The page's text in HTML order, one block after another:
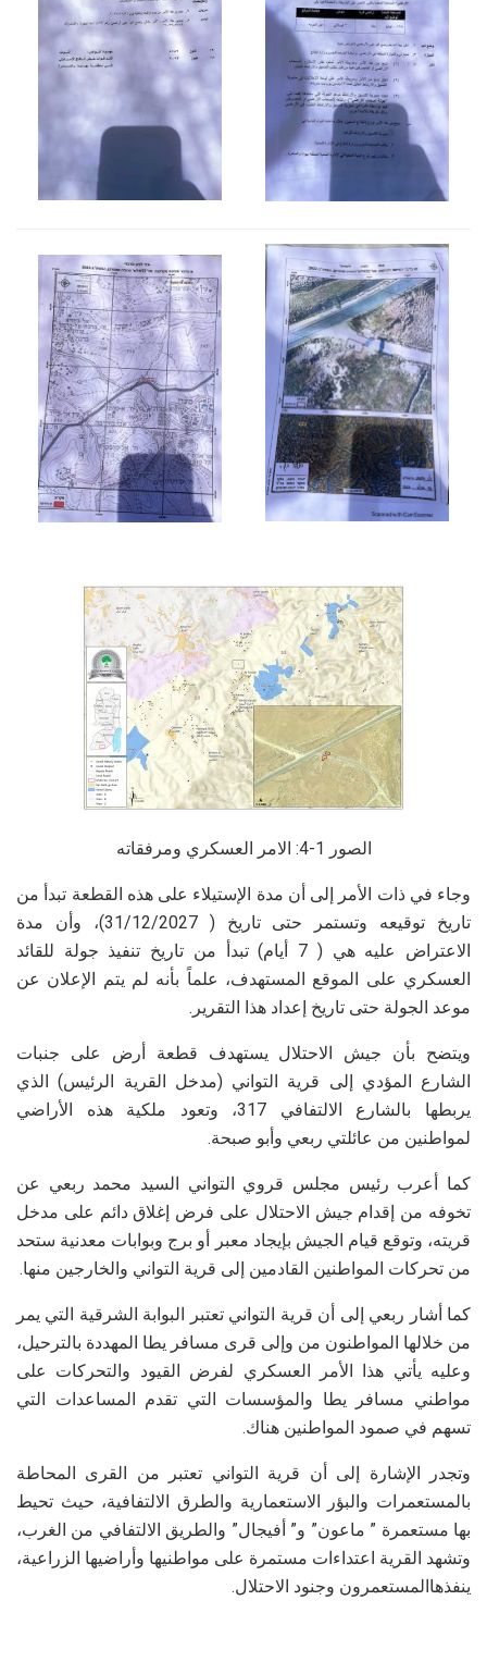
الصور 1-4: الامر العسكري ومرفقاته
وجاء في ذات الأمر إلى أن مدة الإستيلاء على هذه القطعة تبدأ من
تاريخ توقيعه وتستمر حتى تاريخ ( 31/12/2027)، وأن مدة
الاعتراض عليه هي ( 7 أيام) تبدأ من تاريخ تنفيذ جولة للقائد
العسكري على الموقع المستهدف، علماً بأنه لم يتم الإعلان عن
موعد الجولة حتى تاريخ إعداد هذا التقرير.
ويتضح بأن جيش الاحتلال يستهدف قطعة أرض على جنبات
الشارع المؤدي إلى قرية التواني (مدخل القرية الرئيس) الذي
يربطها بالشارع الالتفافي 317، وتعود ملكية هذه الأراضي
لمواطنين من عائلتي ربعي وأبو صبحة.
كما أعرب رئيس مجلس قروي التواني السيد محمد ربعي عن
تخوفه من إقدام جيش الاحتلال على فرض إغلاق دائم على مدخل
قريته، وتوقع قيام الجيش بإيجاد معبر أو برج وبوابات معدنية ستحد
من تحركات المواطنين القادمين إلى قرية التواني والخارجين منها.
كما أشار ربعي إلى أن قرية التواني تعتبر البوابة الشرقية التي يمر
من خلالها المواطنون من وإلى قرى مسافر يطا المهددة بالترحيل،
وعليه يأتي هذا الأمر العسكري لفرض القيود والتحركات على
مواطني مسافر يطا والمؤسسات التي تقدم المساعدات التي
تسهم في صمود المواطنين هناك.
وتجدر الإشارة إلى أن قرية التواني تعتبر من القرى المحاطة
بالمستعمرات والبؤر الاستعمارية والطرق الالتفافية، حيث تحيط
بها مستعمرة ” ماعون” و” أفيجال” والطريق الالتفافي من الغرب،
وتشهد القرية اعتداءات مستمرة على مواطنيها وأراضيها الزراعية،
ينفذهاالمستعمرون وجنود الاحتلال.